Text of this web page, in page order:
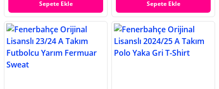
Sepete Ekle Sepete Ekle